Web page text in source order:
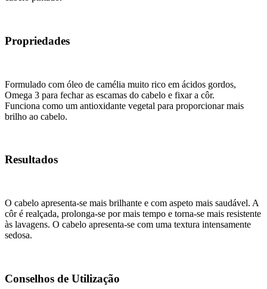
Propriedades
Formulado com óleo de camélia muito rico em ácidos gordos,
Omega 3 para fechar as escamas do cabelo e fixar a côr.
Funciona como um antioxidante vegetal para proporcionar mais
brilho ao cabelo.
Resultados
O cabelo apresenta-se mais brilhante e com aspeto mais saudável. A
côr é realçada, prolonga-se por mais tempo e torna-se mais resistente
às lavagens. O cabelo apresenta-se com uma textura intensamente
sedosa.
Conselhos de Utilização